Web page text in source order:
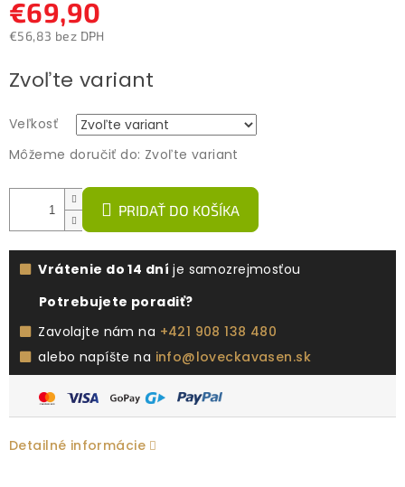
€69,90
€56,83 bez DPH
cena:
Zvoľte variant
Veľkosť
Môžeme doručiť do: Zvoľte variant
PRIDAŤ DO KOŠÍKA
Vrátenie do 14 dní je samozrejmosťou
Potrebujete poradiť?
Zavolajte nám na +421 908 138 480
alebo napíšte na info@loveckavasen.sk
Detailné informácie